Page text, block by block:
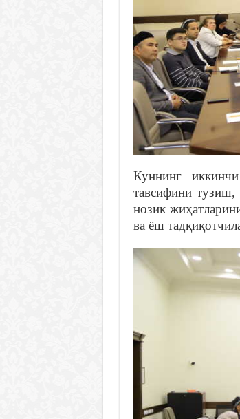
Куннинг
тавсифини тузиш,
нозик
ва ёш